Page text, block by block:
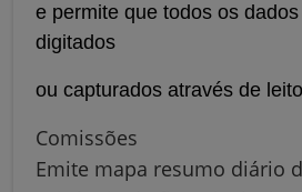
e permite que todos os
digitados
ou capturados através de
Comissões
Emite mapa resumo diário